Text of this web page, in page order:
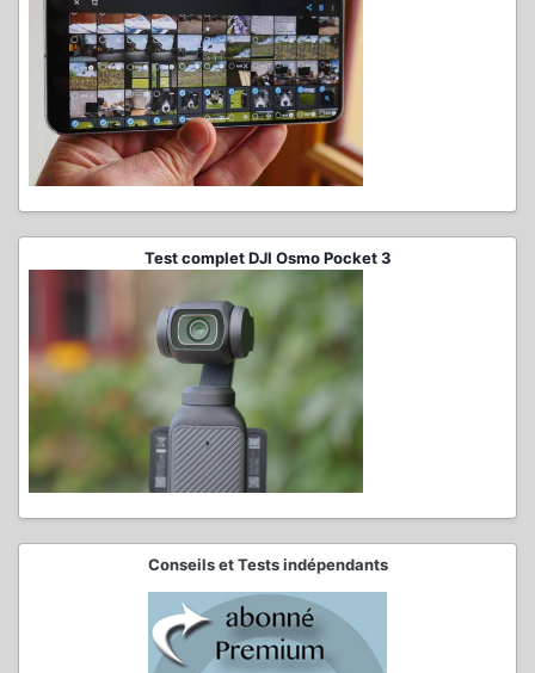
Test complet DJI Osmo Pocket 3
Conseils et Tests indépendants